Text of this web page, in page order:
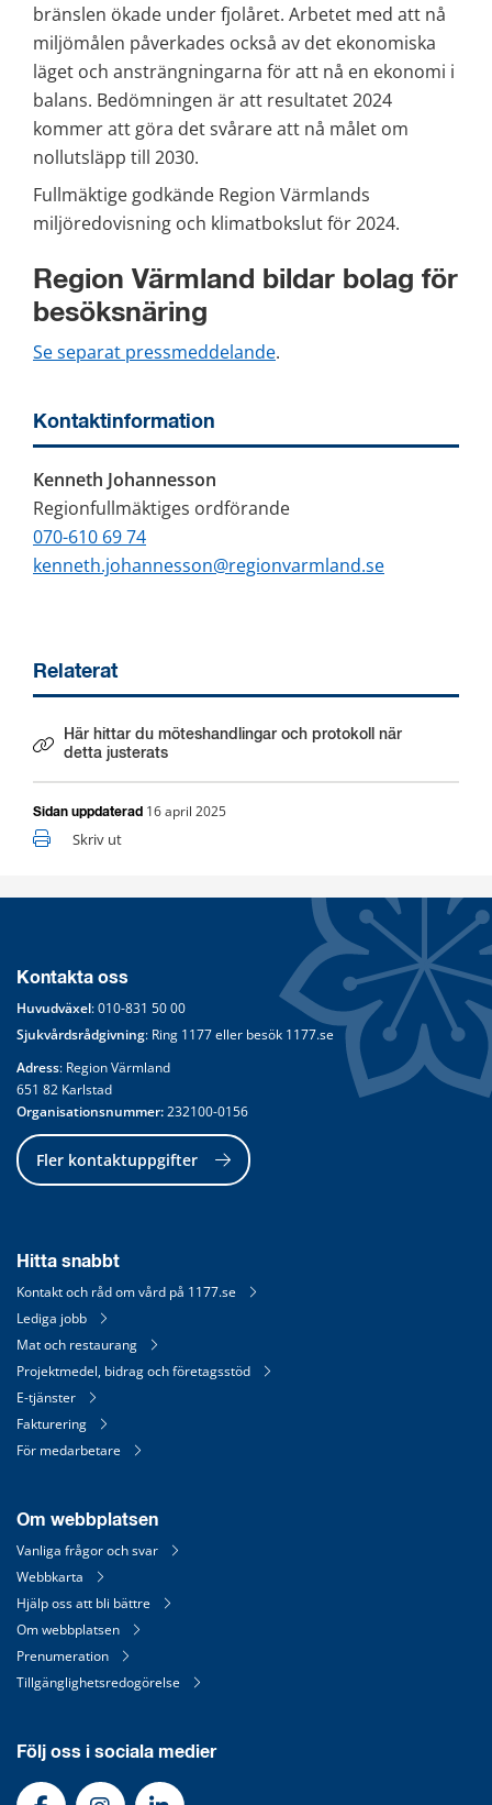
bränslen ökade under fjolåret. Arbetet med att nå
miljömålen påverkades också av det ekonomiska
läget och ansträngningarna för att nå en ekonomi i
balans. Bedömningen är att resultatet 2024
kommer att göra det svårare att nå målet om
nollutsläpp till 2030.
Fullmäktige godkände Region Värmlands
miljöredovisning och klimatbokslut för 2024.
Region Värmland bildar bolag för
besöksnäring
Se separat pressmeddelande.
Kontaktinformation
Kenneth Johannesson
Regionfullmäktiges ordförande
070-610 69 74
kenneth.johannesson@regionvarmland.se
Relaterat
Här hittar du möteshandlingar och protokoll när
detta justerats
Länk till annan webbplats.
Sidan uppdaterad 16 april 2025
Skriv ut
Kontakta oss
Huvudväxel: 010-831 50 00
Sjukvårdsrådgivning: Ring 1177 eller besök 1177.se
Adress: Region Värmland
651 82 Karlstad
Organisationsnummer: 232100-0156
Fler kontaktuppgifter
Hitta snabbt
Kontakt och råd om vård på 1177.se
Lediga jobb
Mat och restaurang
Projektmedel, bidrag och företagsstöd
E-tjänster
Fakturering
För medarbetare
Om webbplatsen
Vanliga frågor och svar
Webbkarta
Hjälp oss att bli bättre
Om webbplatsen
Prenumeration
Tillgänglighetsredogörelse
Följ oss i sociala medier